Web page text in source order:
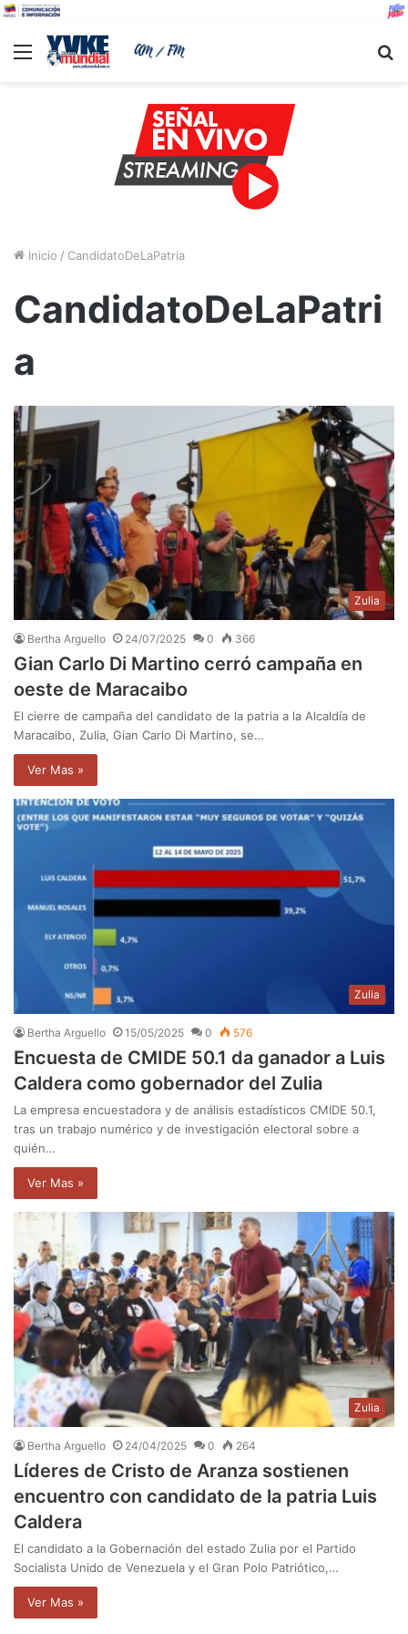
Menu
Inicio / CandidatoDeLaPatria
CandidatoDeLaPatri
a
Zulia
Bertha Arguello 24/07/2025 0 366
Gian Carlo Di Martino cerró campaña en
oeste de Maracaibo
El cierre de campaña del candidato de la patria a la Alcaldía de
Maracaibo, Zulia, Gian Carlo Di Martino, se…
Ver Mas »
Zulia
Bertha Arguello 15/05/2025 0 576
Encuesta de CMIDE 50.1 da ganador a Luis
Caldera como gobernador del Zulia
La empresa encuestadora y de análisis estadísticos CMIDE 50.1,
tras un trabajo numérico y de investigación electoral sobre a
quién…
Ver Mas »
Zulia
Bertha Arguello 24/04/2025 0 264
Líderes de Cristo de Aranza sostienen
encuentro con candidato de la patria Luis
Caldera
El candidato a la Gobernación del estado Zulia por el Partido
Socialista Unido de Venezuela y el Gran Polo Patriótico,…
Ver Mas »